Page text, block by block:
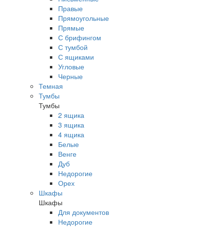
Правые
Прямоугольные
Прямые
С брифингом
С тумбой
С ящиками
Угловые
Черные
Темная
Тумбы
Тумбы
2 ящика
3 ящика
4 ящика
Белые
Венге
Дуб
Недорогие
Орех
Шкафы
Шкафы
Для документов
Недорогие